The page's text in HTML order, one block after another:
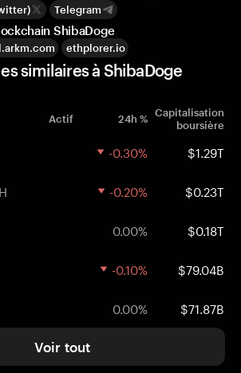
Telegram
ShibaDoge
ethplorer.io
similaires à ShibaDoge
Actif 24h % Capitalisation
boursière
-0.30% $1.29T
-0.20% $0.23T
0.00% $0.18T
-0.10% $79.04B
0.00% $71.87B
Voir tout